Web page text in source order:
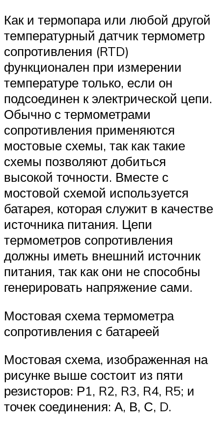
Как и термопара или любой другой
температурный датчик термометр
сопротивления (RTD)
функционален при измерении
температуре только, если он
подсоединен к электрической цепи.
Обычно с термометрами
сопротивления применяются
мостовые схемы, так как такие
схемы позволяют добиться
высокой точности. Вместе с
мостовой схемой используется
батарея, которая служит в качестве
источника питания. Цепи
термометров сопротивления
должны иметь внешний источник
питания, так как они не способны
генерировать напряжение сами.
Мостовая схема термометра
сопротивления с батареей
Мостовая схема, изображенная на
рисунке выше состоит из пяти
резисторов: Р1, R2, R3, R4, R5; и
точек соединения: А, В, С, D.